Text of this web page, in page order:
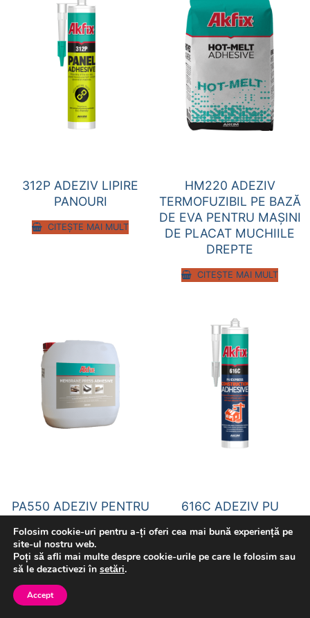
312P ADEZIV LIPIRE
PANOURI
CITEȘTE MAI MULT
HM220 ADEZIV
TERMOFUZIBIL PE BAZĂ
DE EVA PENTRU MAŞINI
DE PLACAT MUCHIILE
DREPTE
CITEȘTE MAI MULT
PA550 ADEZIV PENTRU
PRESE CU MEMBRANĂ
CITEȘTE MAI MULT
616C ADEZIV PU
Folosim cookie-uri pentru a-ți oferi cea mai bună experiență pe
site-ul nostru web.
Poți să afli mai multe despre cookie-urile pe care le folosim sau
să le dezactivezi în setări.
Accept